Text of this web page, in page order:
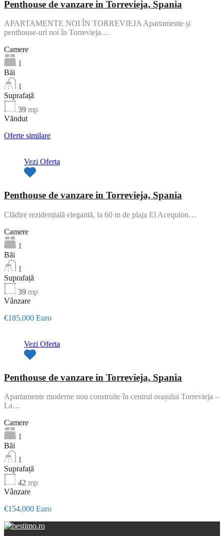
Penthouse de vanzare in Torrevieja, Spania
APARTAMENTE NOI ÎN TORREVIEJA Apartamente și
penthouse-uri noi în Torrevieja.…
Camere
1
Băi
1
Suprafață
39 mp
Văndut
Oferte similare
Vezi Oferta
Penthouse de vanzare in Torrevieja, Spania
Clădire rezidențială elegantă, la 60 m de plaja El Acequion…
Camere
1
Băi
1
Suprafață
39 mp
Vânzare
€185,000 Euro
Vezi Oferta
Penthouse de vanzare in Torrevieja, Spania
Apartamente moderne nou construite în centrul orașului Torrevieja –
La…
Camere
1
Băi
1
Suprafață
42 mp
Vânzare
€154,000 Euro